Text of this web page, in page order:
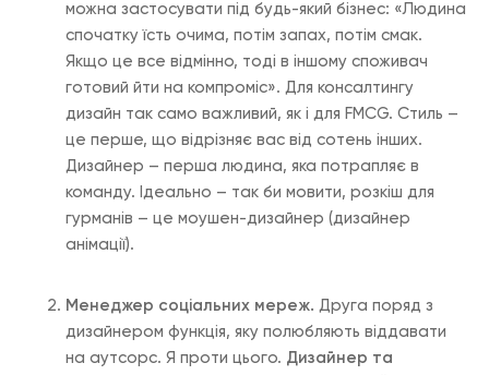
можна застосувати під будь-який бізнес: «Людина
спочатку їсть очима, потім запах, потім смак.
Якщо це все відмінно, тоді в іншому споживач
готовий йти на компроміс». Для консалтингу
дизайн так само важливий, як і для FMCG. Стиль –
це перше, що відрізняє вас від сотень інших.
Дизайнер – перша людина, яка потрапляє в
команду. Ідеально – так би мовити, розкіш для
гурманів – це моушен-дизайнер (дизайнер
анімації).
Менеджер соціальних мереж. Друга поряд з
дизайнером функція, яку полюбляють віддавати
на аутсорс. Я проти цього. Дизайнер та